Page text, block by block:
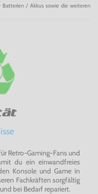
/ Akkus sowie die weiteren
Retro-Gaming-Fans und
du ein einwandfreies
Konsole und Game in
Fachkräften sorgfältig
bei Bedarf repariert.